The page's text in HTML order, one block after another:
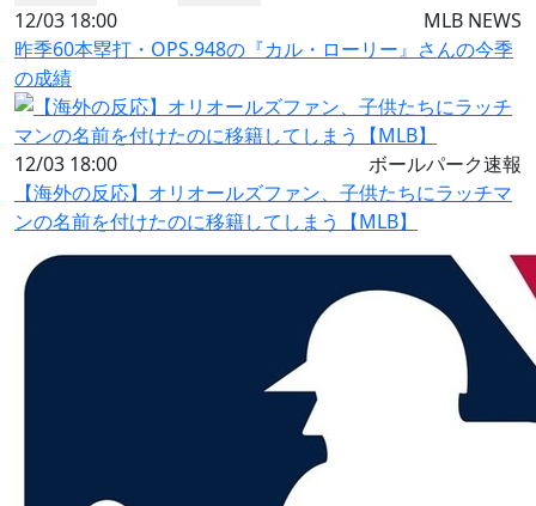
12/03 18:00
MLB NEWS
昨季60本塁打・OPS.948の『カル・ローリー』さんの今季
の成績
12/03 18:00
ボールパーク速報
【海外の反応】オリオールズファン、子供たちにラッチマ
ンの名前を付けたのに移籍してしまう【MLB】